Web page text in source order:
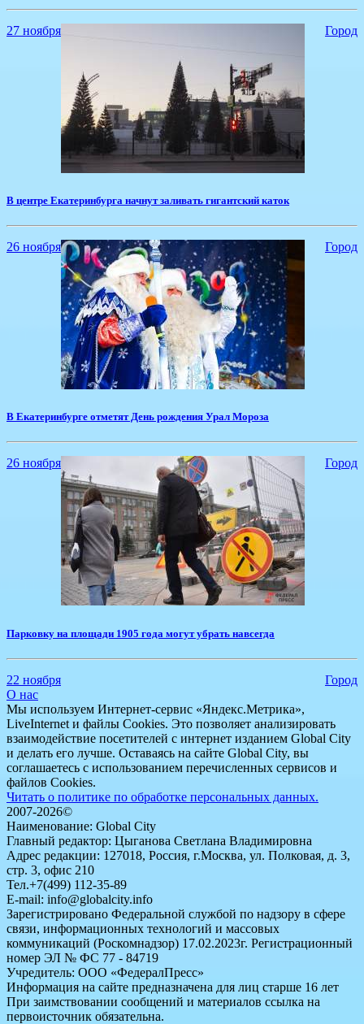
27 ноября Город
В центре Екатеринбурга начнут заливать гигантский каток
26 ноября Город
В Екатеринбурге отметят День рождения Урал Мороза
26 ноября Город
Парковку на площади 1905 года могут убрать навсегда
22 ноября
Город
О нас
Мы используем Интернет-сервис «Яндекс.Метрика»,
LiveInternet и файлы Cookies. Это позволяет анализировать
взаимодействие посетителей с интернет изданием Global City
и делать его лучше. Оставаясь на сайте Global City, вы
соглашаетесь с использованием перечисленных сервисов и
файлов Cookies.
Читать о политике по обработке персональных данных.
2007-2026©
Наименование: Global City
Главный редактор: Цыганова Светлана Владимировна
Адрес редакции: 127018, Россия, г.Москва, ул. Полковая, д. 3,
стр. 3, офис 210
Тел.+7(499) 112-35-89
E-mail: info@globalcity.info
Зарегистрировано Федеральной службой по надзору в сфере
связи, информационных технологий и массовых
коммуникаций (Роскомнадзор) 17.02.2023г. Регистрационный
номер ЭЛ № ФС 77 - 84719
Учредитель: ООО «ФедералПресс»
Информация на сайте предназначена для лиц старше 16 лет
При заимствовании сообщений и материалов ссылка на
первоисточник обязательна.